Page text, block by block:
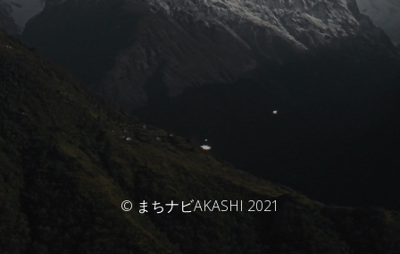
© まちナビAKASHI 2021